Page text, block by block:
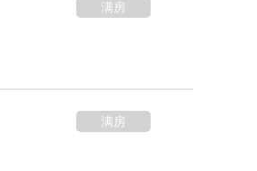
满房
满房